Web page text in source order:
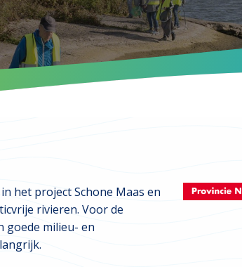
het project Schone Maas en
rivieren. Voor de
goede milieu- en